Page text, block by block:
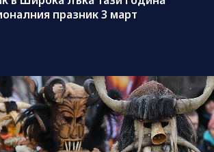
празник 3 март